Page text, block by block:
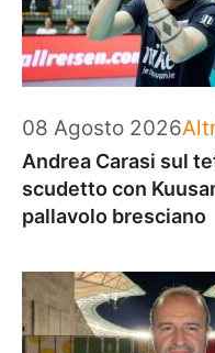
08 Agosto 2026
Andrea Carasi sul
scudetto con
pallavolo bresciano